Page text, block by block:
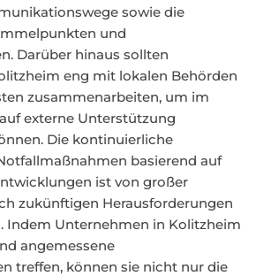
sowie die
und
Darüber hinaus sollten
eng mit lokalen Behörden
zusammenarbeiten, um im
externe Unterstützung
Die kontinuierliche
basierend auf
ist von großer
zukünftigen Herausforderungen
Indem Unternehmen in Kolitzheim
angemessene
treffen, können sie nicht nur die